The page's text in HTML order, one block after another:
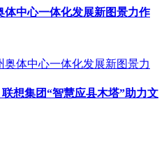
中心一体化发展新图景力作
想集团“智慧应县木塔”助力文